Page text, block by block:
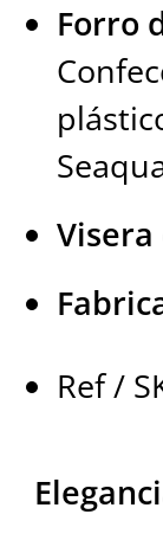
Forro
Visera
Ref /